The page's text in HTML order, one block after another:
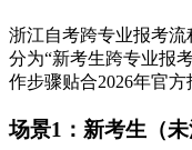
浙江自考跨专业报考
分为“新考生跨专业报
作步骤贴合2026年官
场景1：新考生（